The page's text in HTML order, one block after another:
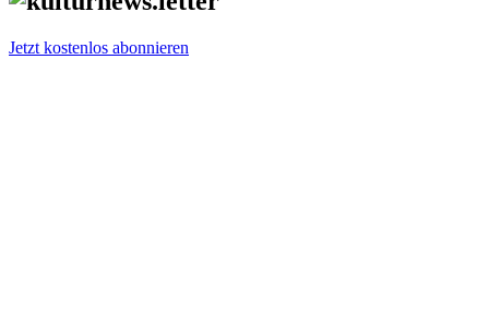
Jetzt kostenlos abonnieren